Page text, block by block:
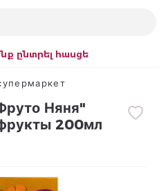
ընտրել հասցե
Няня"
200мл